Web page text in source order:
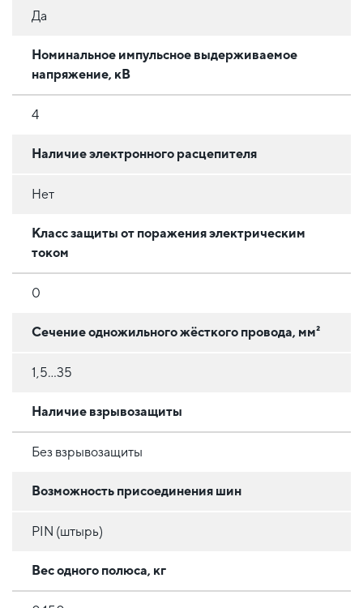
Да
Номинальное импульсное выдерживаемое
напряжение, кВ
4
Наличие электронного расцепителя
Нет
Класс защиты от поражения электрическим
током
0
Сечение одножильного жёсткого провода, мм²
1,5...35
Наличие взрывозащиты
Без взрывозащиты
Возможность присоединения шин
PIN (штырь)
Вес одного полюса, кг